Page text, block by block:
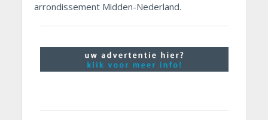
arrondissement Midden-Nederland.